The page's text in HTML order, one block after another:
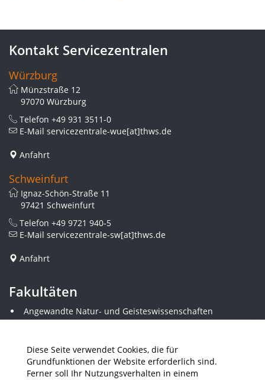
Diese Seite verwendet Cookies, die für
Grundfunktionen der Website erforderlich sind.
Ferner soll Ihr Nutzungsverhalten in einem
Kontakt Servicezentralen
Würzburg
Münzstraße 12
97070 Würzburg
Telefon +49 931 3511-0
E-Mail servicezentrale-wue[at]thws.de
Anfahrt
Schweinfurt
Ignaz-Schön-Straße 11
97421 Schweinfurt
Telefon +49 9721 940-5
E-Mail servicezentrale-sw[at]thws.de
Anfahrt
Fakultäten
Angewandte Natur- und Geisteswissenschaften
Angewandte Sozialwissenschaften
Elektrotechnik
Gestaltung
Informatik und Wirtschaftsinformatik